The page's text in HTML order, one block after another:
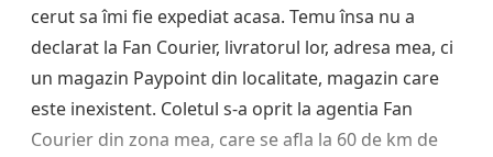
cerut sa îmi fie expediat acasa. Temu însa nu a
declarat la Fan Courier, livratorul lor, adresa mea, ci
un magazin Paypoint din localitate, magazin care
este inexistent. Coletul s-a oprit la agentia Fan
Courier din zona mea, care se afla la 60 de km de